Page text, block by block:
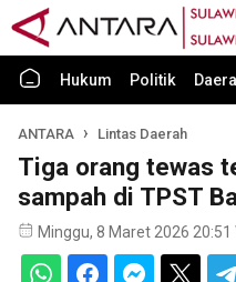
Hukum Politik
ANTARA Lintas Daerah
Tiga orang tewas
sampah di TPST
Minggu, 8 Maret 2026 20:51